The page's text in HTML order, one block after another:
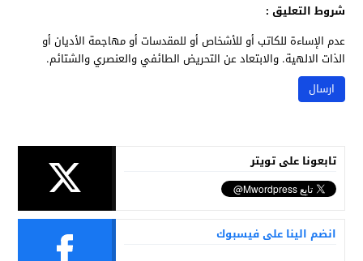
شروط التعليق :
عدم الإساءة للكاتب أو للأشخاص أو للمقدسات أو مهاجمة الأديان أو
الذات الالهية. والابتعاد عن التحريض الطائفي والعنصري والشتائم.
تابعونا على تويتر
انضم الينا على فيسبوك